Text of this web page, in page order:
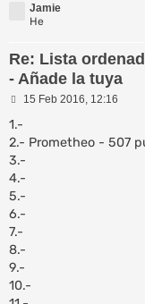
Jamie
He
Re: Lista
- Añade la tuya
M
n
j
15 Feb 2016, 12:16
1.-
2.- Prometheo - 507
3.-
4.-
5.-
6.-
7.-
8.-
9.-
10.-